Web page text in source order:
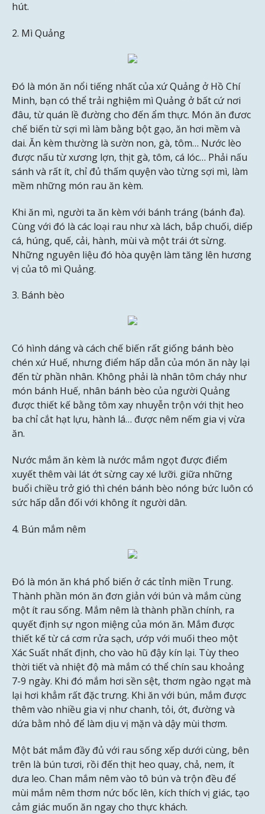
hút.
2. Mì Quảng
Đó là món ăn nổi tiếng nhất của xứ Quảng ở Hồ Chí
Minh, bạn có thể trải nghiệm mì Quảng ở bất cứ nơi
đâu, từ quán lề đường cho đến ẩm thực. Món ăn đươc
chế biến từ sợi mì làm bằng bột gạo, ăn hơi mềm và
dai. Ăn kèm thường là sườn non, gà, tôm… Nước lèo
được nấu từ xương lợn, thịt gà, tôm, cá lóc… Phải nấu
sánh và rất ít, chỉ đủ thấm quyện vào từng sợi mì, làm
mềm những món rau ăn kèm.
Khi ăn mì, người ta ăn kèm với bánh tráng (bánh đa).
Cùng với đó là các loại rau như xà lách, bắp chuối, diếp
cá, húng, quế, cải, hành, mùi và một trái ớt sừng.
Những nguyên liệu đó hòa quyện làm tăng lên hương
vị của tô mì Quảng.
3. Bánh bèo
Có hình dáng và cách chế biến rất giống bánh bèo
chén xứ Huế, nhưng điểm hấp dẫn của món ăn này lại
đến từ phần nhân. Không phải là nhân tôm cháy như
món bánh Huế, nhân bánh bèo của người Quảng
được thiết kế bằng tôm xay nhuyễn trộn với thịt heo
ba chỉ cắt hạt lựu, hành lá… được nêm nếm gia vị vừa
ăn.
Nước mắm ăn kèm là nước mắm ngọt được điểm
xuyết thêm vài lát ớt sừng cay xé lưỡi. giữa những
buổi chiều trở gió thì chén bánh bèo nóng bức luôn có
sức hấp dẫn đối với không ít người dân.
4. Bún mắm nêm
Đó là món ăn khá phổ biến ở các tỉnh miền Trung.
Thành phần món ăn đơn giản với bún và mắm cùng
một ít rau sống. Mắm nêm là thành phần chính, ra
quyết định sự ngon miệng của món ăn. Mắm được
thiết kế từ cá cơm rửa sạch, ướp với muối theo một
Xác Suất nhất định, cho vào hũ đậy kín lại. Tùy theo
thời tiết và nhiệt độ mà mắm có thể chín sau khoảng
7-9 ngày. Khi đó mắm hơi sền sệt, thơm ngào ngạt mà
lại hơi khẳm rất đặc trưng. Khi ăn với bún, mắm được
thêm vào nhiều gia vị như chanh, tỏi, ớt, đường và
dứa bằm nhỏ để làm dịu vị mặn và dậy mùi thơm.
Một bát mắm đầy đủ với rau sống xếp dưới cùng, bên
trên là bún tươi, rồi đến thịt heo quay, chả, nem, ít
dưa leo. Chan mắm nêm vào tô bún và trộn đều để
mùi mắm nêm thơm nức bốc lên, kích thích vị giác, tạo
cảm giác muốn ăn ngay cho thực khách.